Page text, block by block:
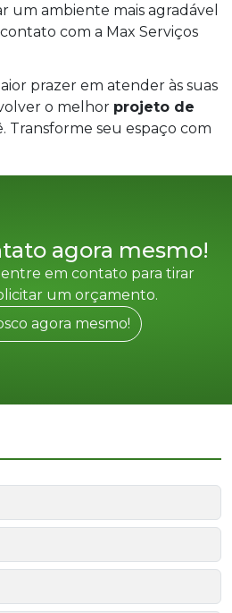
um ambiente mais agradável
com a Max Serviços
prazer em atender às suas
o melhor projeto de
Transforme seu espaço com
agora mesmo!
em contato para tirar
um orçamento.
agora mesmo!